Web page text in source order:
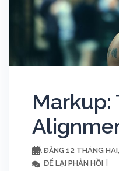
Markup:
ĐÃ ĐĂNG 12 THÁNG
ĐỂ LẠI PHẢN HỒI